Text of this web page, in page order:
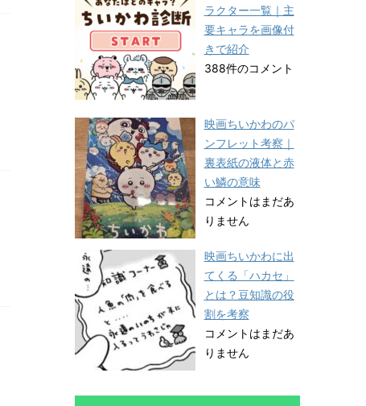
ラクター一覧｜主
要キャラを画像付
きで紹介
388件のコメント
映画ちいかわのパ
ンフレット考察｜
裏表紙の液体と赤
い鱗の意味
コメントはまだあ
りません
映画ちいかわに出
てくる「ハカセ」
とは？豆知識の役
割を考察
コメントはまだあ
りません